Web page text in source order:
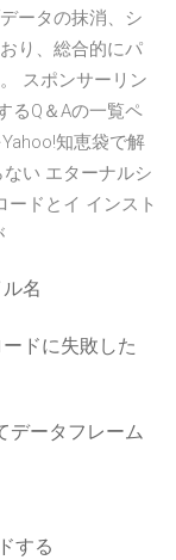
ータの抹消、シ
り、総合的にパ
スポンサーリン
るQ＆Aの一覧ペ
知恵袋で解
い エターナルシ
ドとイ インスト
名
ドに失敗した
データフレーム
する